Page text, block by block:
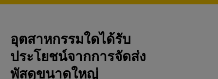
อุตสาหกรรมใดได้รับ
ประโยชน์จากการจัดส่ง
พัสดุขนาดใหญ่